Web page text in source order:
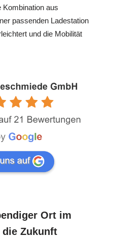
Kombination aus
passenden Ladestation
und die Mobilität
Ort im
Zukunft